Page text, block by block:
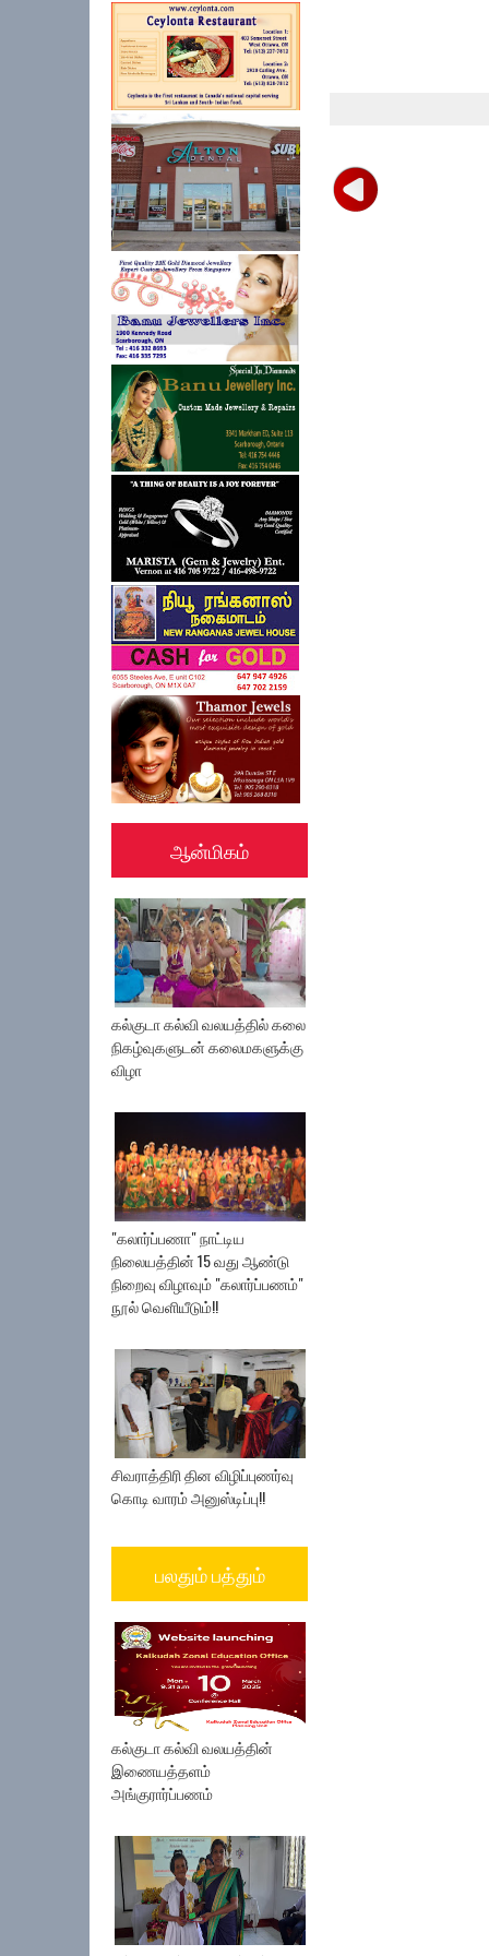
ஆன்மிகம்
கல்குடா கல்வி வலயத்தில் கலை
நிகழ்வுகளுடன் கலைமகளுக்கு
விழா
"கலார்ப்பணா" நாட்டிய
நிலையத்தின் 15 வது ஆண்டு
நிறைவு விழாவும் "கலார்ப்பணம்"
நூல் வெளியீடும்!!
சிவராத்திரி தின விழிப்புணர்வு
கொடி வாரம் அனுஸ்டிப்பு!!
பலதும் பத்தும்
கல்குடா கல்வி வலயத்தின்
இணையத்தளம்
அங்குரார்ப்பணம்